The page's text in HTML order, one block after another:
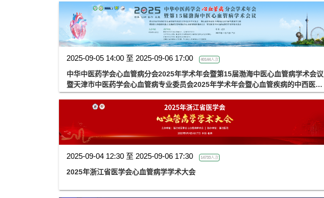
2025-09-05 14:00 至 2025-09-06 17:00 40144人次
中华中医药学会心血管病分会2025年学术年会暨第15届渤海中医心血管病学术会议
暨天津市中医药学会心血管病专业委员会2025年学术年会暨心血管疾病的中西医结
合诊治研究进展学习班暨国医大师张伯礼院士湿浊痰饮类病理论学术思想研讨会暨
全国名中医毛静远教授学术经验交流会
2025-09-04 12:30 至 2025-09-06 17:30 14733人次
2025年浙江省医学会心血管病学学术大会